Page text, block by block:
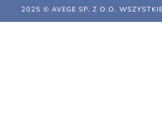
2025 © AVEGE SP. Z O.O.